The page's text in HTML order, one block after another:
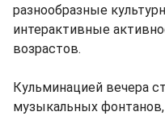
разнообразные
интерактивные
возрастов.
Кульминацией вечера
музыкальных